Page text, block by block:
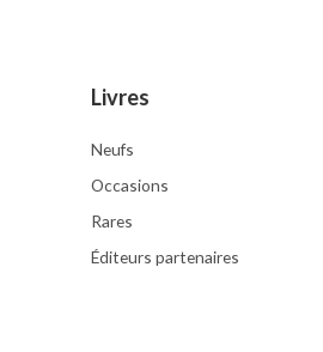
Livres
Neufs
Occasions
Rares
Éditeurs partenaires